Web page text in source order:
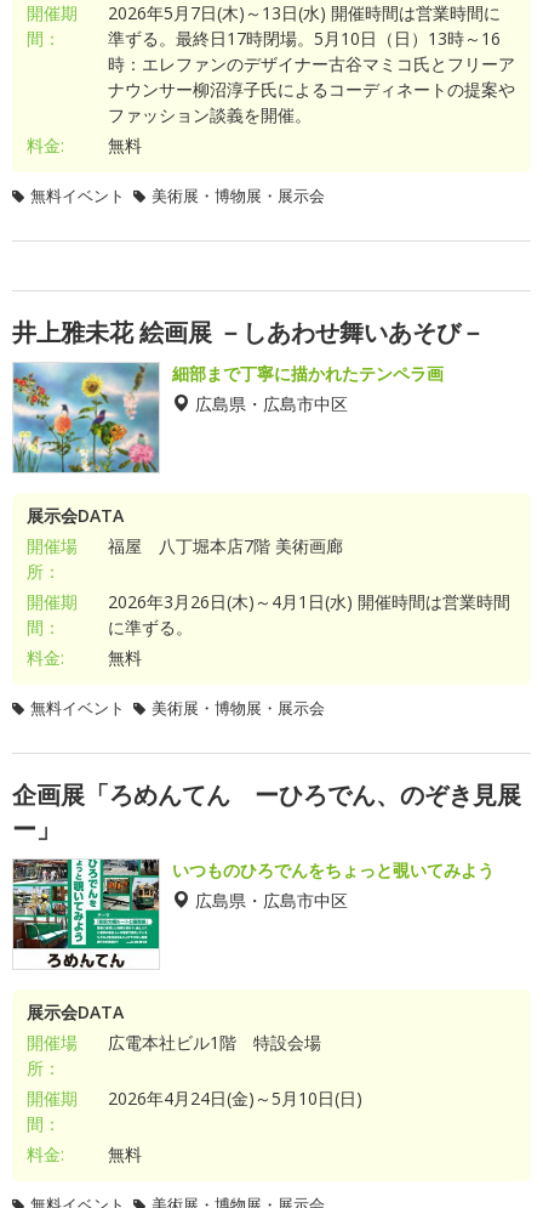
開催期
間：
2026年5月7日(木)～13日(水) 開催時間は営業時間に
準ずる。最終日17時閉場。5月10日（日）13時～16
時：エレファンのデザイナー古谷マミコ氏とフリーア
ナウンサー柳沼淳子氏によるコーディネートの提案や
ファッション談義を開催。
料金:
無料
無料イベント 美術展・博物展・展示会
井上雅未花 絵画展 －しあわせ舞いあそび－
細部まで丁寧に描かれたテンペラ画
広島県・広島市中区
展示会DATA
開催場
所：
福屋 八丁堀本店7階 美術画廊
開催期
間：
2026年3月26日(木)～4月1日(水) 開催時間は営業時間
に準ずる。
料金:
無料
無料イベント 美術展・博物展・展示会
企画展「ろめんてん ーひろでん、のぞき見展
ー」
いつものひろでんをちょっと覗いてみよう
広島県・広島市中区
展示会DATA
開催場
所：
広電本社ビル1階 特設会場
開催期
間：
2026年4月24日(金)～5月10日(日)
料金: 無料